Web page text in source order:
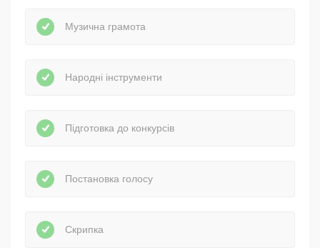
Музична грамота
Народні інструменти
Підготовка до конкурсів
Постановка голосу
Скрипка